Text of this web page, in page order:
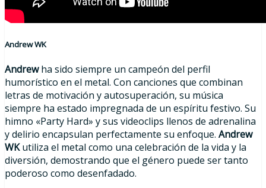
Andrew WK
Andrewha sido siempre un campeón del perfil
humorístico en el metal. Con canciones que combinan
letras de motivación y autosuperación, su música
siempre ha estado impregnada de un espíritu festivo. Su
himno «Party Hard» y sus videoclips llenos de adrenalina
y delirio encapsulan perfectamente su enfoque. Andrew
WKutiliza el metal como una celebración de la vida y la
diversión, demostrando que el género puede ser tanto
poderoso como desenfadado.